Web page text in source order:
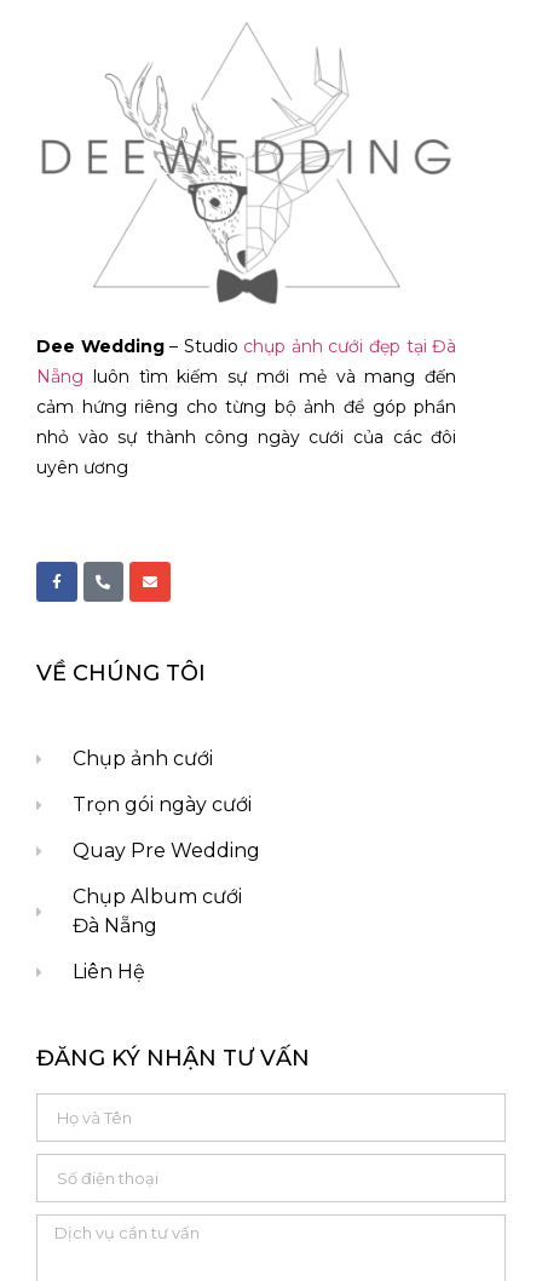
Dee Wedding– Studio chụp ảnh cưới đẹp tại Đà
Nẵng luôn tìm kiếm sự mới mẻ và mang đến
cảm hứng riêng cho từng bộ ảnh để góp phần
nhỏ vào sự thành công ngày cưới của các đôi
uyên ương
VỀ CHÚNG TÔI
Chụp ảnh cưới
Trọn gói ngày cưới
Quay Pre Wedding
Chụp Album cưới
Đà Nẵng
Liên Hệ
ĐĂNG KÝ NHẬN TƯ VẤN